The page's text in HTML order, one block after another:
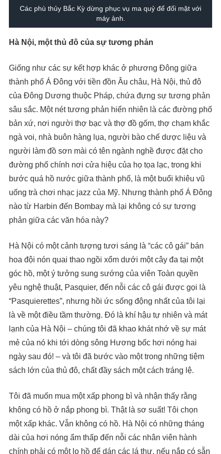
Các phù thủy Bắc Kỳ dừng phục vụ ma quỷ để đối mặt với
máy ảnh.
Hà Nội, một thủ đô của sự tương phản
Giống như các sự kết hợp khác ở phương Đông giữa
thành phố Á Đông với tiền đồn Âu châu, Hà Nội, thủ đô
của Đông Dương thuộc Pháp, chứa đựng sự tương phản
sâu sắc. Một nét tương phản hiển nhiên là các đường phố
bản xứ, nơi người thợ bạc và thợ đồ gốm, thợ chạm khắc
ngà voi, nhà buôn hàng lụa, người bào chế dược liệu và
người làm đồ sơn mài có tên ngành nghề được đặt cho
đường phố chính nơi cửa hiệu của họ tọa lạc, trong khi
bước quá hồ nước giữa thành phố, là một buổi khiêu vũ
uống trà chơi nhạc jazz của Mỹ. Nhưng thành phố Á Đông
nào từ Harbin đến Bombay mà lại không có sự tương
phản giữa các văn hóa này?
Hà Nội có một cảnh tượng tươi sáng là “các cô gái” bán
hoa đội nón quai thao ngồi xổm dưới một cây đa tại một
góc hồ, một ý tưởng sung sướng của viên Toàn quyền
yêu nghệ thuật, Pasquier, đến nỗi các cô gái được gọi là
“Pasquierettes”, nhưng hồi ức sống động nhất của tôi lại
là về một điều tầm thường. Đó là khí hậu tự nhiên và mát
lạnh của Hà Nội – chúng tôi đã khao khát nhớ về sự mát
mẻ của nó khi tới dòng sông Hương bốc hơi nóng hai
ngày sau đó! – và tôi đã bước vào một trong những tiệm
sách lớn của thủ đô, chất đầy sách một cách tráng lệ.
Tôi đã muốn mua một xấp phong bì và nhận thấy rằng
không có hồ ở nắp phong bì. Thật là sơ suất! Tôi chọn
một xấp khác. Vẫn không có hồ. Hà Nội có những tháng
dài của hơi nóng ẩm thấp đến nỗi các nhân viên hành
chính phải có một lọ hồ để dán các lá thư, nếu nắp có sẵn